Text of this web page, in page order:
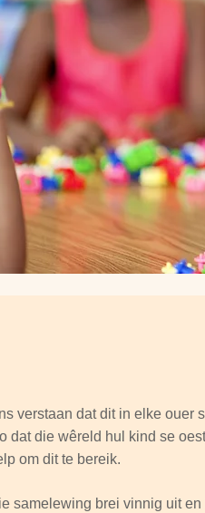
verstaan dat dit in elke ouer
dat die wêreld hul kind se
om dit te bereik.
samelewing brei vinnig uit